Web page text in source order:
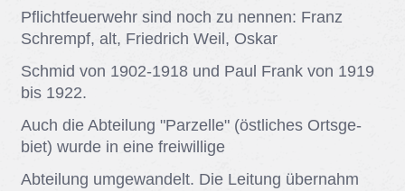
Pflicht­feu­er­wehr sind noch zu nen­nen: Franz
Schrempf, alt, Fried­rich Weil, Os­kar
Schmid von 1902-1918 und Paul Frank von 1919
bis 1922.
Auch die Ab­tei­lung "Par­zel­le" (öst­li­ches Orts­ge­
biet) wur­de in eine frei­wil­li­ge
Ab­tei­lung um­ge­wan­delt. Die Lei­tung über­nahm